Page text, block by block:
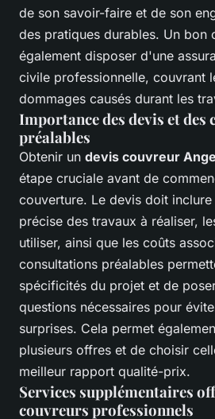
de son savoir-faire et de son
des pratiques durables. Un bon
également disposer d'une
civile professionnelle, couvrant
dommages causés durant les
Importance des devis et
préalables
Obtenir un devis couvreur
étape cruciale avant de
couverture. Le devis doit
précise des travaux à réaliser,
utiliser, ainsi que les coûts
consultations préalables
spécificités du projet et de
questions nécessaires pour
surprises. Cela permet
plusieurs offres et de choisir
meilleur rapport qualité-prix.
Services supplémentaires
couvreurs professionnels